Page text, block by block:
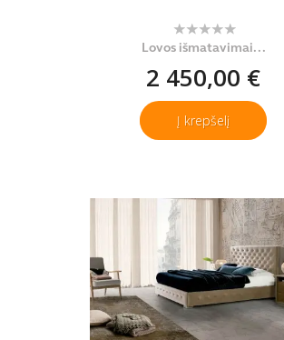
Lovos išmatavimai...
2 450,00 €
Į krepšelį